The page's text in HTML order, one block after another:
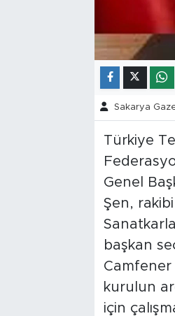
Sakarya
Türkiye
Genel
Şen,
başkan
Camfener
kurulun
için